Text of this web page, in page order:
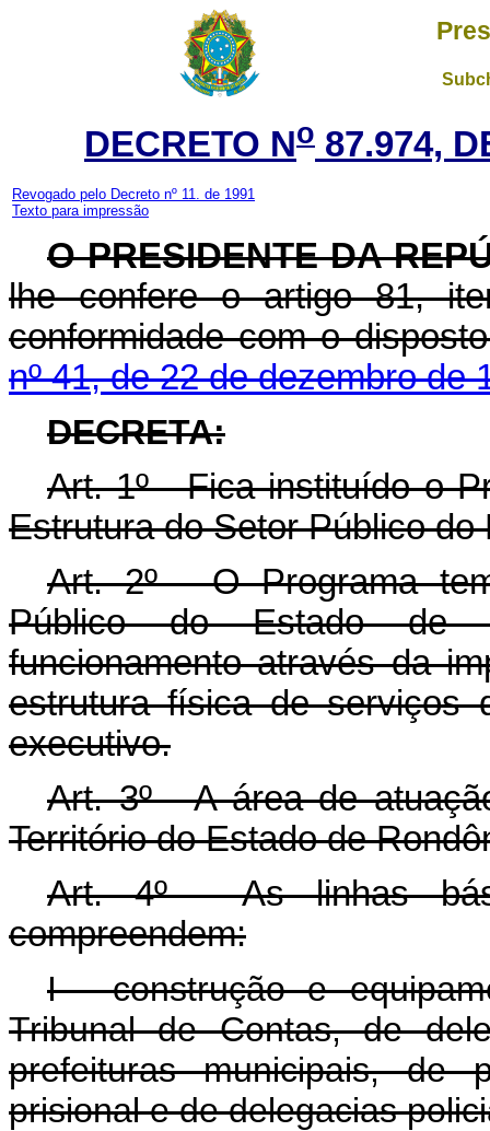
DECRETO No 87.974,
Revogado pelo Decreto nº 11. de 1991
Texto para impressão
O PRESIDENTE DA
lhe confere o artigo 81,
conformidade com o
nº 41, de 22 de dezembro de
DECRETA:
Art. 1º - Fica instituído o
Estrutura do Setor Público do
Art. 2º - O Programa
Público do Estado de
funcionamento através da
estrutura física de serviços
executivo.
Art. 3º - A área de
Território do Estado de
Art. 4º - As linhas
compreendem:
I - construção e
Tribunal de Contas, de
prefeituras municipais, de
prisional e de delegacias